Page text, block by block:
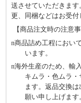
送させていただきま
更、同梱などはお受付
【商品注文時の注意
n商品詰め⼯程におい
います。
n海外⽣産のため、輸
キムラ・色ムラ
ます。返品交換
願い申し上げます